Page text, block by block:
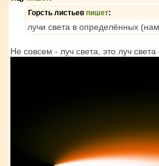
Горсть листьев пишет:
лучи света в определённых
Не совсем - луч света, это луч